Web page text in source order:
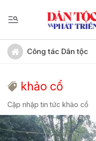
Công tác Dân tộc
khảo cổ
Cập nhập tin tức khảo cổ